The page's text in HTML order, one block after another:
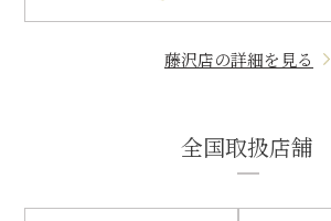
藤沢店の詳細を見る
全国取扱店舗